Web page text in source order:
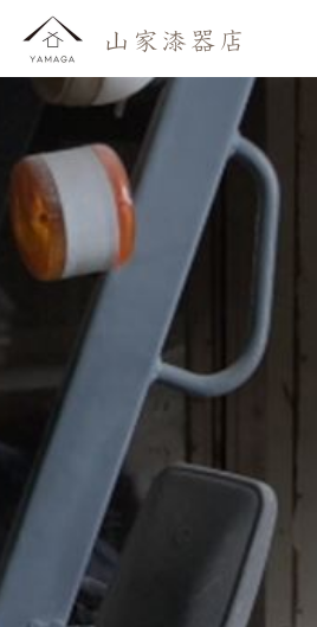
おしらせ
わたしたち
かいもの
よみもの
おといあわせ
ご利用ガイド